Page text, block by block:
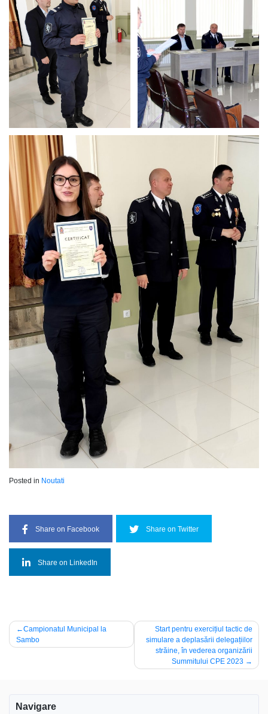
Posted in Noutati
Share on Facebook Share on Twitter
Share on LinkedIn
Navigare
în
Campionatul Municipal la
Sambo
Start pentru exercițiul tactic de
simulare a deplasării delegațiilor
străine, în vederea organizării
Summitului CPE 2023
Navigare